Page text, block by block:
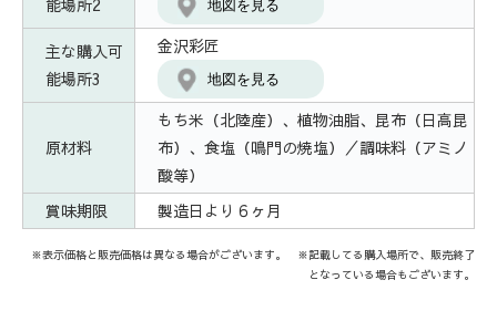
能場所2
地図を見る
主な購入可
能場所3
金沢彩匠
地図を見る
原材料
もち米（北陸産）、植物油脂、昆布（日高昆
布）、食塩（鳴門の焼塩）／調味料（アミノ
酸等）
賞味期限
製造日より６ヶ月
※表示価格と販売価格は異なる場合がございます。 ※記載してる購入場所で、販売終了
となっている場合もございます。